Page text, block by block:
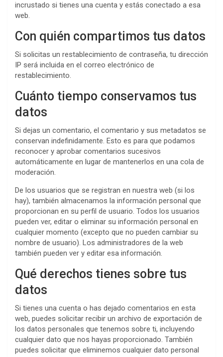
incrustado si tienes una cuenta y estás conectado a esa
web.
Con quién compartimos tus datos
Si solicitas un restablecimiento de contraseña, tu dirección
IP será incluida en el correo electrónico de
restablecimiento.
Cuánto tiempo conservamos tus
datos
Si dejas un comentario, el comentario y sus metadatos se
conservan indefinidamente. Esto es para que podamos
reconocer y aprobar comentarios sucesivos
automáticamente en lugar de mantenerlos en una cola de
moderación.
De los usuarios que se registran en nuestra web (si los
hay), también almacenamos la información personal que
proporcionan en su perfil de usuario. Todos los usuarios
pueden ver, editar o eliminar su información personal en
cualquier momento (excepto que no pueden cambiar su
nombre de usuario). Los administradores de la web
también pueden ver y editar esa información.
Qué derechos tienes sobre tus
datos
Si tienes una cuenta o has dejado comentarios en esta
web, puedes solicitar recibir un archivo de exportación de
los datos personales que tenemos sobre ti, incluyendo
cualquier dato que nos hayas proporcionado. También
puedes solicitar que eliminemos cualquier dato personal